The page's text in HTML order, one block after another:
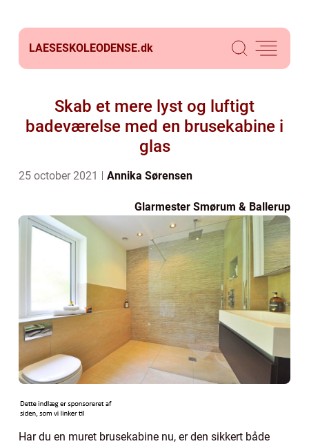
LAESESKOLEODENSE.dk
Skab et mere lyst og luftigt
badeværelse med en brusekabine i
glas
25 october 2021 Annika Sørensen
Glarmester Smørum & Ballerup
Har du en muret brusekabine nu, er den sikkert både